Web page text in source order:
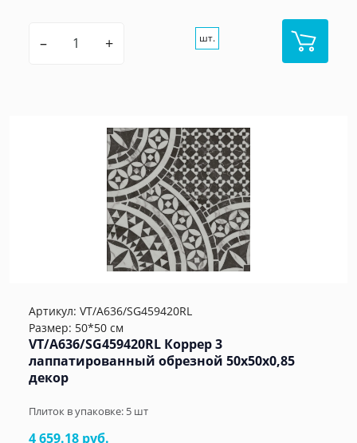
– + шт.
Артикул: VT/A636/SG459420RL
Размер: 50*50 см
VT/A636/SG459420RL Коррер 3
лаппатированный обрезной 50x50x0,85
декор
Плиток в упаковке: 5 шт
4 659.18 руб.